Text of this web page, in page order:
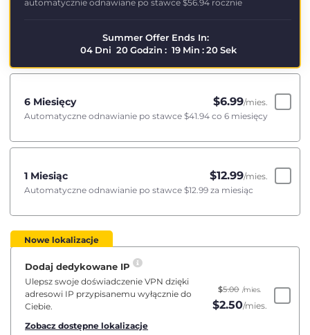
automatycznie odnawiane po stawce $56.94 rocznie
Summer Offer Ends In:
04 Dni 20Godzin : 19 Min :20Sek
6 Miesięcy $6.99/mies.
Automatyczne odnawianie po stawce $41.94 co 6 miesięcy
1 Miesiąc $12.99/mies.
Automatyczne odnawianie po stawce $12.99 za miesiąc
Nowe lokalizacje
Dodaj dedykowane IP
Ulepsz swoje doświadczenie VPN dzięki
adresowi IP przypisanemu wyłącznie do
Ciebie.
Zobacz dostępne lokalizacje
$5.00 /mies.
$2.50/mies.